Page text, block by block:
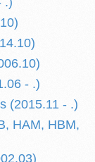
- .)
(2015.11 - .)
HAM, HBM,